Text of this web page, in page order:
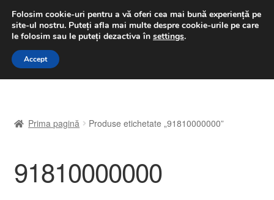
LIVRARE de la 33 lei
luni-vineri 9 a.m. - 4 p.m.031 229 6816
Sari
Sari
A lua legatura
Contul meu
Prima pagină Produse etichetate „91810000000”
91810000000
Folosim cookie-uri pentru a vă oferi cea mai bună experiență pe
site-ul nostru. Puteți afla mai multe despre cookie-urile pe care
le folosim sau le puteți dezactiva în settings.
Accept